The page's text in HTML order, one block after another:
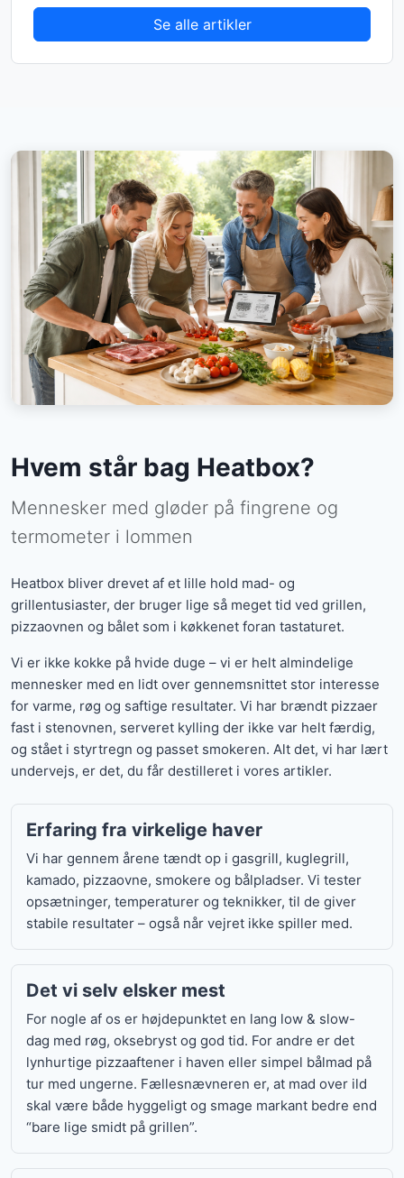
Se alle artikler
Hvem står bag Heatbox?
Mennesker med gløder på fingrene og
termometer i lommen
Heatbox bliver drevet af et lille hold mad- og
grillentusiaster, der bruger lige så meget tid ved grillen,
pizzaovnen og bålet som i køkkenet foran tastaturet.
Vi er ikke kokke på hvide duge – vi er helt almindelige
mennesker med en lidt over gennemsnittet stor interesse
for varme, røg og saftige resultater. Vi har brændt pizzaer
fast i stenovnen, serveret kylling der ikke var helt færdig,
og stået i styrtregn og passet smokeren. Alt det, vi har lært
undervejs, er det, du får destilleret i vores artikler.
Erfaring fra virkelige haver
Vi har gennem årene tændt op i gasgrill, kuglegrill,
kamado, pizzaovne, smokere og bålpladser. Vi tester
opsætninger, temperaturer og teknikker, til de giver
stabile resultater – også når vejret ikke spiller med.
Det vi selv elsker mest
For nogle af os er højdepunktet en lang low & slow-
dag med røg, oksebryst og god tid. For andre er det
lynhurtige pizzaaftener i haven eller simpel bålmad på
tur med ungerne. Fællesnævneren er, at mad over ild
skal være både hyggeligt og smage markant bedre end
“bare lige smidt på grillen”.